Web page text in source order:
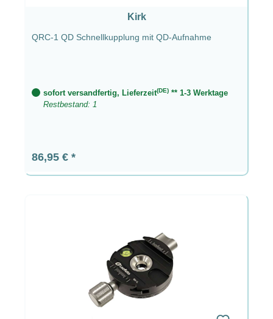
Kirk
QRC-1 QD Schnellkupplung mit QD-Aufnahme
sofort versandfertig, Lieferzeit(DE) ** 1-3 Werktage
Restbestand: 1
Regulärer Preis:
86,95 €